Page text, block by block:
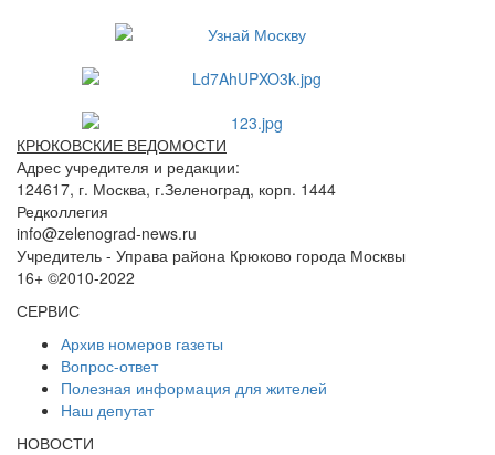
КРЮКОВСКИЕ ВЕДОМОСТИ
Адрес учредителя и редакции:
124617, г. Москва, г.Зеленоград, корп. 1444
Редколлегия
info@zelenograd-news.ru
Учредитель - Управа района Крюково города Москвы
16+ ©2010-2022
СЕРВИС
Архив номеров газеты
Вопрос-ответ
Полезная информация для жителей
Наш депутат
НОВОСТИ